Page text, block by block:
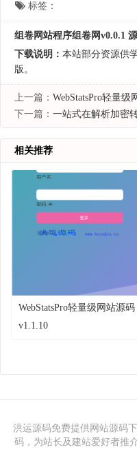
标签：
组卷网站程序组卷网v0.0.1
下载说明： 本站部分资源供
版。
上一篇： WebStatsPro轻量级
下一篇： 一站式在解析加密
相关推荐
WebStatsPro轻量级网站源码
v1.1.10
洪运源码免费提供网站源码
码，为站长及建站爱好者推